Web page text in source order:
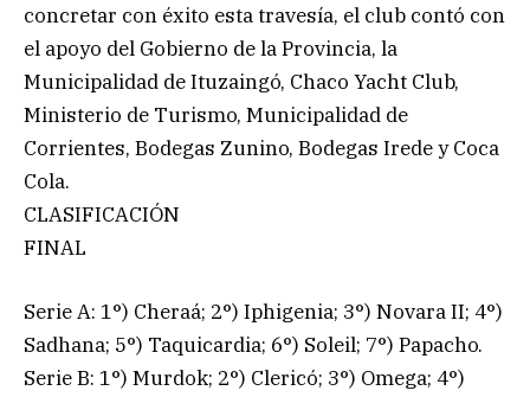
concretar con éxito esta travesía, el club contó con
el apoyo del Gobierno de la Provincia, la
Municipalidad de Ituzaingó, Chaco Yacht Club,
Ministerio de Turismo, Municipalidad de
Corrientes, Bodegas Zunino, Bodegas Irede y Coca
Cola.
CLASIFICACIÓN
FINAL
Serie A: 1°) Cheraá; 2°) Iphigenia; 3°) Novara II; 4°)
Sadhana; 5°) Taquicardia; 6°) Soleil; 7°) Papacho.
Serie B: 1°) Murdok; 2°) Clericó; 3°) Omega; 4°)